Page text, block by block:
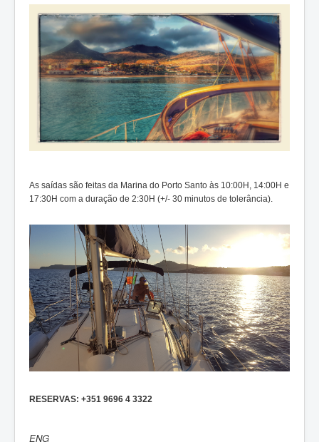
As saídas são feitas da Marina do Porto Santo às 10:00H, 14:00H e
17:30H com a duração de 2:30H (+/- 30 minutos de tolerância).
RESERVAS: +351 9696 4 3322
ENG